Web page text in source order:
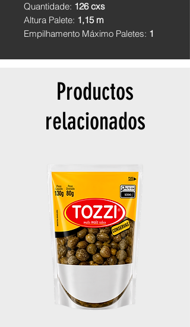
Quantidade: 126 cxs
Altura Palete: 1,15 m
Empilhamento Máximo Paletes: 1
Productos
relacionados